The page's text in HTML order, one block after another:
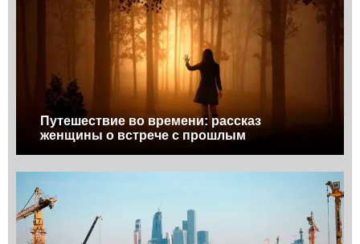
Путешествие во времени: рассказ
женщины о встрече с прошлым